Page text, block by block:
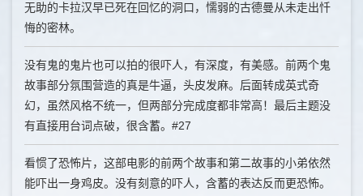
无助的卡拉汉早已死在回忆的洞口，懦弱的古德曼从未走出忏
悔的密林。
没有鬼的鬼片也可以拍的很吓人，有深度，有美感。前两个鬼
故事部分氛围营造的真是牛逼，头皮发麻。后面转成英式奇
幻，虽然风格不统一，但两部分完成度都非常高！最后主题没
有直接用台词点破，很含蓄。#27
看惯了恐怖片，这部电影的前两个故事和第二故事的小弟依然
能吓出一身鸡皮。没有刻意的吓人，含蓄的表达反而更恐怖。